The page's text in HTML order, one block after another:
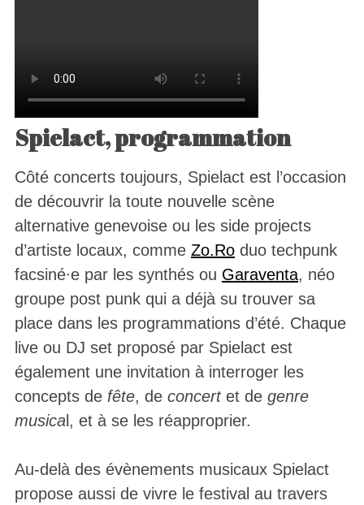
Spielact, programmation
Côté concerts toujours, Spielact est l’occasion
de découvrir la toute nouvelle scène
alternative genevoise ou les side projects
d’artiste locaux, comme Zo.Roduo techpunk
facsiné∙e par les synthés ou Garaventa, néo
groupe post punk qui a déjà su trouver sa
place dans les programmations d’été. Chaque
live ou DJ set proposé par Spielact est
également une invitation à interroger les
concepts de fête, de concertet de genre
musical, et à se les réapproprier.
Au-delà des évènements musicaux Spielact
propose aussi de vivre le festival au travers